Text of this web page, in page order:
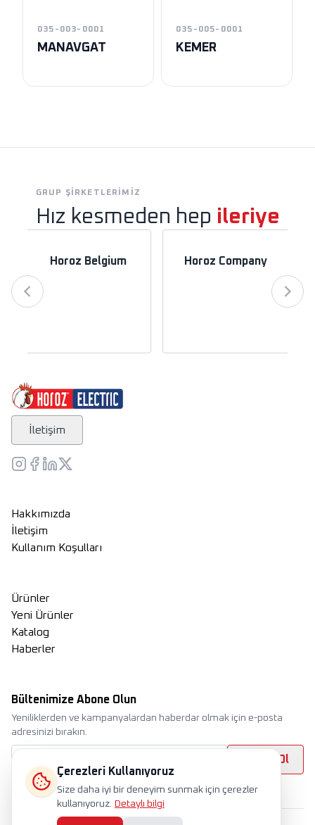
Çerezleri Kullanıyoruz
Size daha iyi bir deneyim sunmak için çerezler
kullanıyoruz. Detaylı bilgi
035-003-0001
MANAVGAT
035-005-0001
KEMER
GRUP ŞIRKETLERIMIZ
Hız kesmeden hep ileriye
Horoz Belgium Horoz Company
İletişim
Hakkımızda
İletişim
Kullanım Koşulları
Ürünler
Yeni Ürünler
Katalog
Haberler
Bültenimize Abone Olun
Yeniliklerden ve kampanyalardan haberdar olmak için e-posta
adresinizi bırakın.
Abone Ol